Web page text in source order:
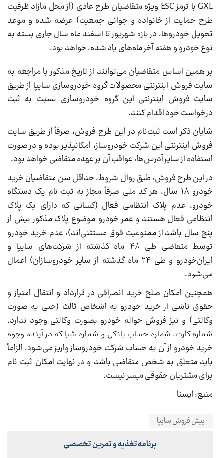
GXL با ترمز ESC ویژه متقاضیان طرح عادی (از محل مازاد ظرفیت
طرح حمایت از خانواده و جوانی جمعیت) عرضه شده و موعد
تحویل خودروها، در بازه شهریور تا اسفند ماه سال جاری بسته به
نوع خودرو و هفته آخر ماه‌های یاد شده، خواهد بود.
بر همین اساس متقاضیان می‌توانند از تاریخ مذکور با مراجعه به
سایت فروش اینترنتی محصولات گروه خودروسازی سایپا از طریق
سایت فروش اینترنتی این گروه خودروسازی نسبت به ثبت
درخواست خود اقدام کنند.
شایان ذکر است ثبت‌نام در این طرح فروش، صرفاً از طریق سایت
فروش اینترنتی این شرکت‌ خودروساز، امکانپذیر بوده و در صورت
استفاده از سایر آدرس‌ها، عواقب آن بر عهده متقاضی خواهد بود.
در این طرح فروش، طبق روال شروط، حداقل سن متقاضیان خرید
خودرو ۱۸ سال، هر کد ملی صرفاً مجاز به ثبت نام یک دستگاه
خودرو، عدم پلاک انتظامی فعال (کسانی که دارای یک پلاک
انتظامی فعال هستند و عمر خودرو موضوع پلاک مذکور بیش از
پنج‌ سال باشد از ممنوعیت فوق مستثنی‌اند)، عدم خرید خودرو
توسط متقاضی طی ۴۸ ماه گذشته از شرکت‌های سایپا و
ایران‌خودرو و طی ۲۴ ماه گذشته از سایر خودروسازان) اعمال
می‌شود.
همچنین امکان صلح خرید انصرافی در قرارداد و انتقال امتیاز و
حقوق ناشی از خرید خودرو به اشخاص ثالث (حتی به صورت
وکالتی) و نیز فروش حواله خودرو بصورت وکالتی وجود ندارد.
شماره کارت، شماره حساب بانکی و شماره شبا که در آینده وجوه
خرید خودرو از آن به حساب شرکت خودروساز واریز می‌شود، الزاماً
باید متعلق به شخص متقاضی باشد و در نهایت امکان ثبت نام
برای مشتریان حقوقی میسر نیست.
منبع: ایسنا
پیش فروش سایپا
برنامه تغذیه و تمرین تخصصی